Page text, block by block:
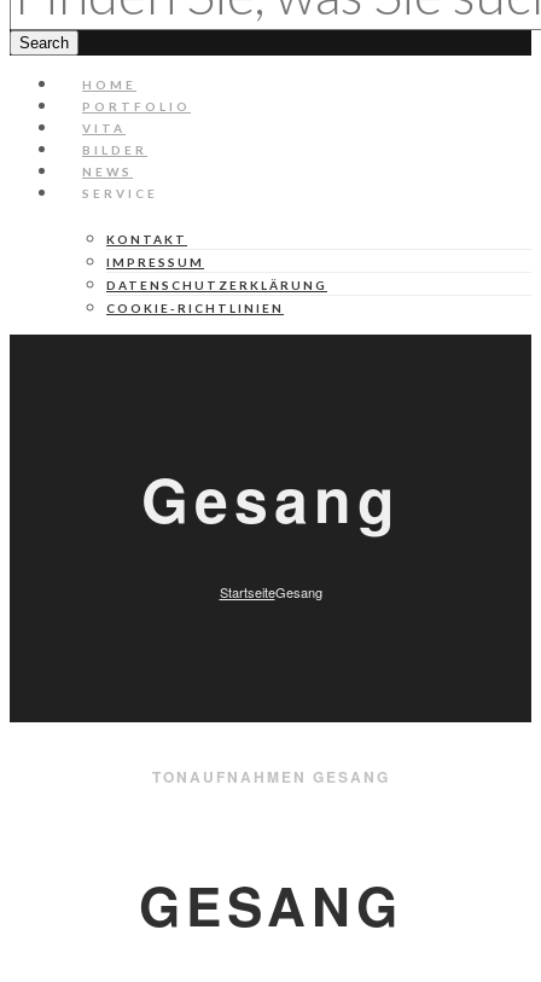
HOME
PORTFOLIO
VITA
BILDER
NEWS
SERVICE
KONTAKT
IMPRESSUM
DATENSCHUTZERKLÄRUNG
COOKIE-RICHTLINIEN
Gesang
StartseiteGesang
TONAUFNAHMEN GESANG
GESANG